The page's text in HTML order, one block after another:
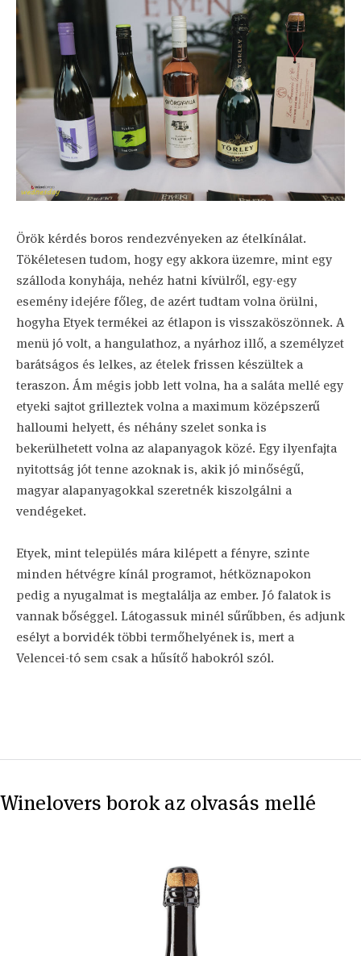
Örök kérdés boros rendezvényeken az ételkínálat.
Tökéletesen tudom, hogy egy akkora üzemre, mint egy
szálloda konyhája, nehéz hatni kívülről, egy-egy
esemény idejére főleg, de azért tudtam volna örülni,
hogyha Etyek termékei az étlapon is visszaköszönnek. A
menü jó volt, a hangulathoz, a nyárhoz illő, a személyzet
barátságos és lelkes, az ételek frissen készültek a
teraszon. Ám mégis jobb lett volna, ha a saláta mellé egy
etyeki sajtot grilleztek volna a maximum középszerű
halloumi helyett, és néhány szelet sonka is
bekerülhetett volna az alapanyagok közé. Egy ilyenfajta
nyitottság jót tenne azoknak is, akik jó minőségű,
magyar alapanyagokkal szeretnék kiszolgálni a
vendégeket.
Etyek, mint település mára kilépett a fényre, szinte
minden hétvégre kínál programot, hétköznapokon
pedig a nyugalmat is megtalálja az ember. Jó falatok is
vannak bőséggel. Látogassuk minél sűrűbben, és adjunk
esélyt a borvidék többi termőhelyének is, mert a
Velencei-tó sem csak a hűsítő habokról szól.
Winelovers borok az olvasás mellé